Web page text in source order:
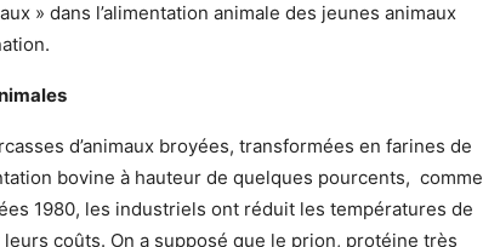
» dans l’alimentation animale des jeunes animaux
d’animaux broyées, transformées en farines de
bovine à hauteur de quelques pourcents, comme
1980, les industriels ont réduit les températures de
coûts. On a supposé que le prion, protéine très